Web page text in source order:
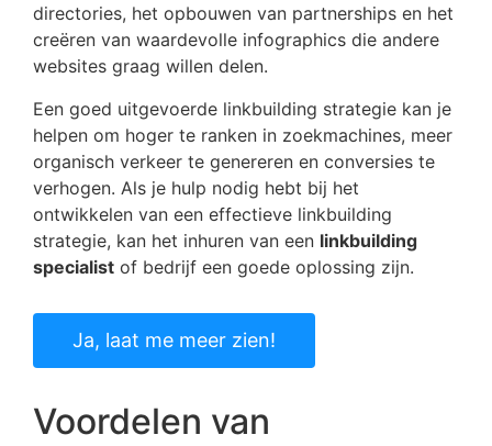
directories, het opbouwen van partnerships en het
creëren van waardevolle infographics die andere
websites graag willen delen.
Een goed uitgevoerde linkbuilding strategie kan je
helpen om hoger te ranken in zoekmachines, meer
organisch verkeer te genereren en conversies te
verhogen. Als je hulp nodig hebt bij het
ontwikkelen van een effectieve linkbuilding
strategie, kan het inhuren van een linkbuilding
specialist of bedrijf een goede oplossing zijn.
Ja, laat me meer zien!
Voordelen van